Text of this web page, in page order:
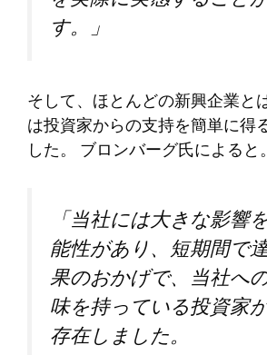
す。」
そして、ほとんどの新興企業と
は投資家からの支持を簡単に得
した。 ブロンバーグ氏によると。
「当社には大きな影響
能性があり、短期間で
果のおかげで、当社へ
味を持っている投資家
存在しました。